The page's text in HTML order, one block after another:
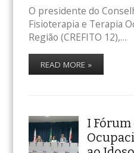
O presidente do
Fisioterapia e Terapia
Região (CREFITO 12),…
READ MORE »
I Fórum